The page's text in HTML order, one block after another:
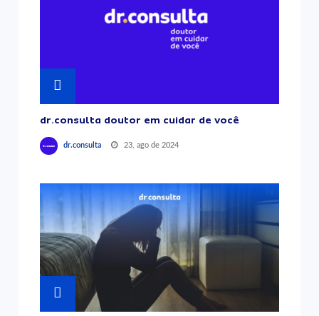
dr.consulta doutor em cuidar de você
dr.consulta 23, ago de 2024